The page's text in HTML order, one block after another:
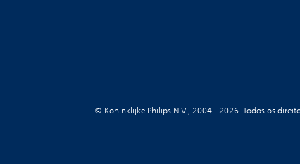
© Koninklijke Philips N.V., 2004 - 2026. Todos os